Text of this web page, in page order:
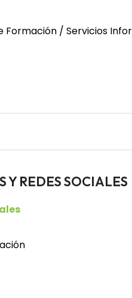
Formación / Servicios
REDES SOCIALES